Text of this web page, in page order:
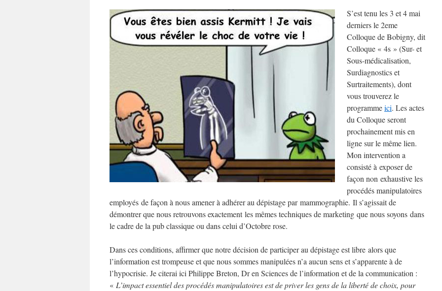
S’est tenu les 3 et 4 mai
derniers le 2eme
Colloque de Bobigny, dit
Colloque « 4s » (Sur- et
Sous-médicalisation,
Surdiagnostics et
Surtraitements), dont
vous trouverez le
programmeici. Les actes
du Colloque seront
prochainement mis en
ligne sur le même lien.
Mon intervention a
consisté à exposer de
façon non exhaustive les
procédés manipulatoires
employés de façon à nous amener à adhérer au dépistage par mammographie. Il s’agissait de
démontrer que nous retrouvons exactement les mêmes techniques de marketing que nous soyons dans
le cadre de la pub classique ou dans celui d’Octobre rose.
Dans ces conditions, affirmer que notre décision de participer au dépistage est libre alors que
l’information est trompeuse et que nous sommes manipulées n’a aucun sens et s’apparente à de
l’hypocrisie. Je citerai ici Philippe Breton, Dr en Sciences de l’information et de la communication :
« L’impact essentiel des procédés manipulatoires est de priver les gens de la liberté de choix, pour